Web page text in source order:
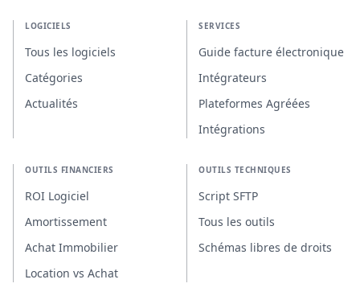
LOGICIELS
Tous les logiciels
Catégories
Actualités
SERVICES
Guide facture électronique
Intégrateurs
Plateformes Agréées
Intégrations
OUTILS FINANCIERS
ROI Logiciel
Amortissement
Achat Immobilier
Location vs Achat
OUTILS TECHNIQUES
Script SFTP
Tous les outils
Schémas libres de droits